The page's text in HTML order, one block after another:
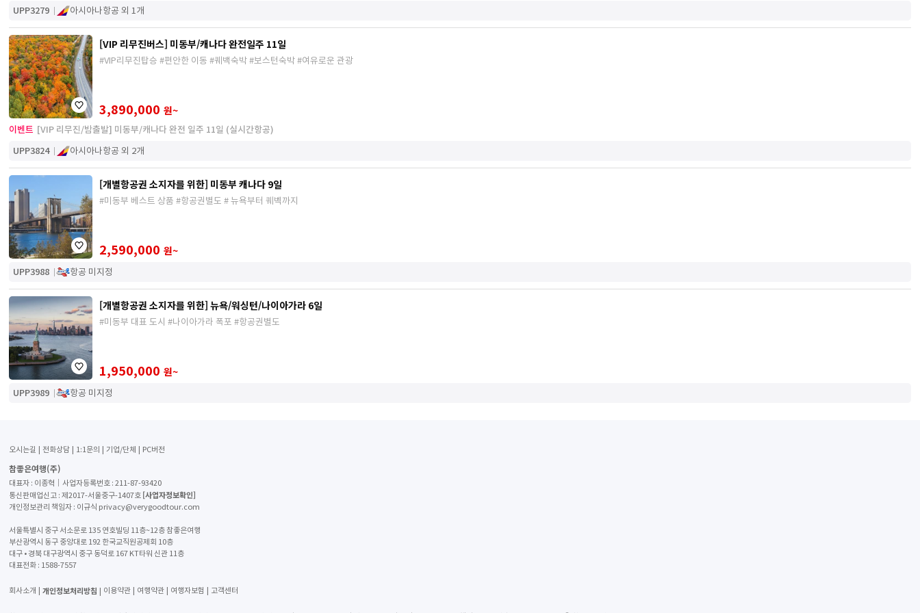
UPP3279
아시아나항공 외 1개
[VIP 리무진버스] 미동부/캐나다 완전일주 11일
#VIP리무진탑승 #편안한 이동 #퀘백숙박 #보스턴숙박 #여유로운 관광
3,890,000 원~
이벤트 [VIP 리무진/밤출발] 미동부/캐나다 완전 일주 11일 (실시간항공)
UPP3824
아시아나항공 외 2개
[개별항공권 소지자를 위한] 미동부 캐나다 9일
#미동부 베스트 상품 #항공권별도 # 뉴욕부터 퀘벡까지
2,590,000 원~
UPP3988 항공 미지정
[개별항공권 소지자를 위한] 뉴욕/워싱턴/나이아가라 6일
#미동부 대표 도시 #나이아가라 폭포 #항공권별도
1,950,000 원~
UPP3989 항공 미지정
오시는길 전화상담 1:1문의 기업/단체 PC버전
참좋은여행(주)
대표자 : 이종혁│사업자등록번호 : 211-87-93420
통신판매업신고 : 제2017-서울중구-1407호 [사업자정보확인]
개인정보관리 책임자 : 이규식 privacy@verygoodtour.com
서울특별시 중구 서소문로 135 연호빌딩 11층~12층 참좋은여행
부산광역시 동구 중앙대로 192 한국교직원공제회 10층
대구 • 경북 대구광역시 중구 동덕로 167 KT타워 신관 11층
대표전화 : 1588-7557
회사소개 개인정보처리방침 이용약관 여행약관 여행자보험 고객센터